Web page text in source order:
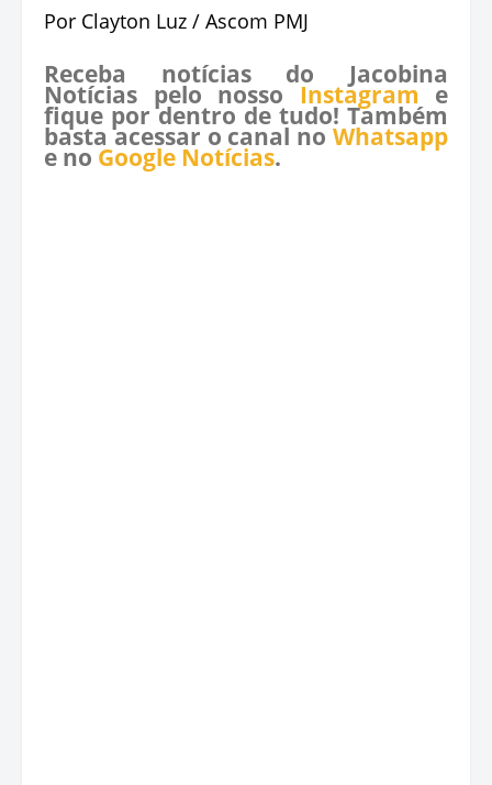
Por Clayton Luz / Ascom PMJ
Receba notícias do Jacobina
Notícias pelo nosso Instagram e
fique por dentro de tudo! Também
basta acessar o canal no Whatsapp
e no Google Notícias.